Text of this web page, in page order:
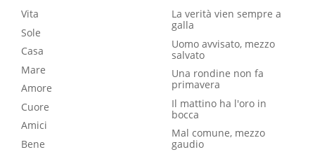
Vita
Sole
Casa
Mare
Amore
Cuore
Amici
Bene
La verità vien sempre a
galla
Uomo avvisato, mezzo
salvato
Una rondine non fa
primavera
Il mattino ha l'oro in
bocca
Mal comune, mezzo
gaudio